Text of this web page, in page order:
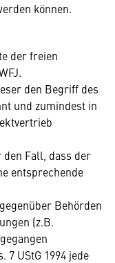
können.
der freien
den Begriff des
und zumindest in
Fall, dass der
entsprechende
Behörden
(z.B.
7 UStG 1994 jede